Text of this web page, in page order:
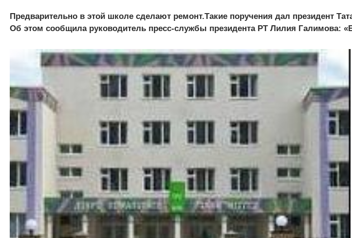
Предварительно в этой школе сделают ремонт.Такие поручения дал президент
Об этом сообщила руководитель пресс-службы президента РТ Лилия Галимова: